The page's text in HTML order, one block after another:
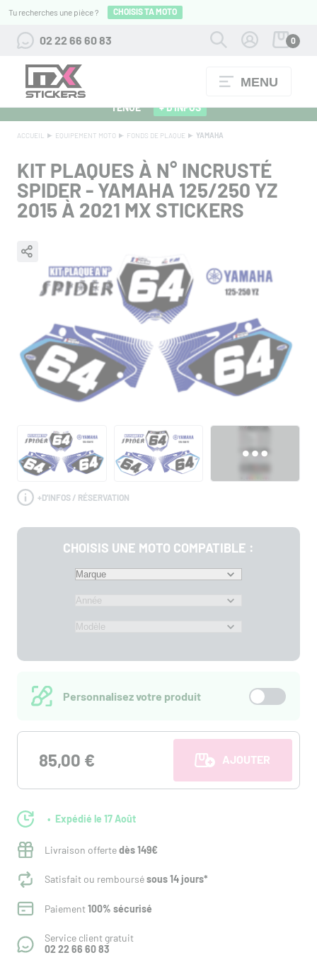
Tu recherches une pièce ? CHOISIS TA MOTO
02 22 66 60 83 0
MENU
ALPINESTARS 27 : FLOCAGE OFFERT POUR L'ACHAT D'UNE
TENUE
+ D'INFOS
ACCUEIL EQUIPEMENT MOTO FONDS DE PLAQUE YAMAHA
KIT PLAQUES À N° INCRUSTÉ
SPIDER - YAMAHA 125/250 YZ
2015 À 2021 MX STICKERS
+D'INFOS / RÉSERVATION
CHOISIS UNE MOTO COMPATIBLE :
Personnalisez votre produit
85,00 € AJOUTER AU
Expédié le 17 Août
Livraison offertedès 149€
Satisfait ou remboursésous 14 jours*
Paiement100% sécurisé
Service client gratuit
02 22 66 60 83